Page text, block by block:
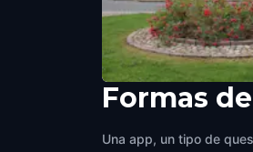
Pori gate
Formas
Una app, un tipo de